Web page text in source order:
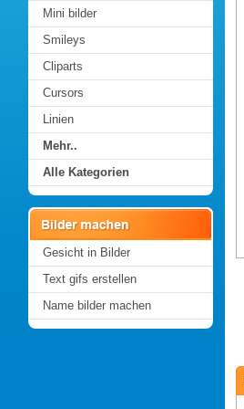
Mini bilder
Smileys
Cliparts
Cursors
Linien
Mehr..
Alle Kategorien
Gesicht in Bilder
Text gifs erstellen
Name bilder machen